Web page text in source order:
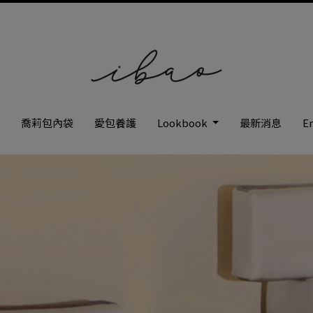
喬莉包內袋 愛包養護 Lookbook 最新消息